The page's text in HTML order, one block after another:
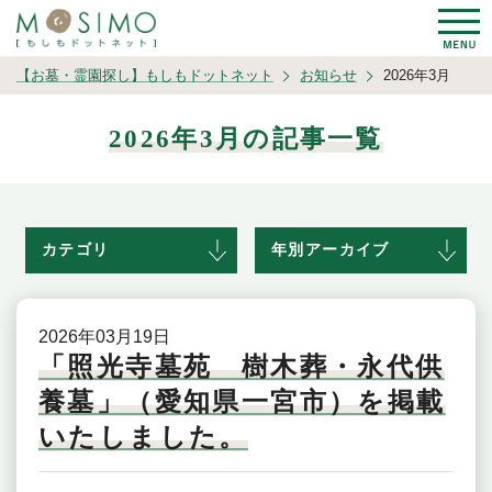
【お墓・霊園探し】もしもドットネット お知らせ 2026年3月
2026年3月の記事一覧
カテゴリ 年別アーカイブ
「照光寺墓苑 樹木葬・永代供
養墓」（愛知県一宮市）を掲載
いたしました。
2026年03月19日